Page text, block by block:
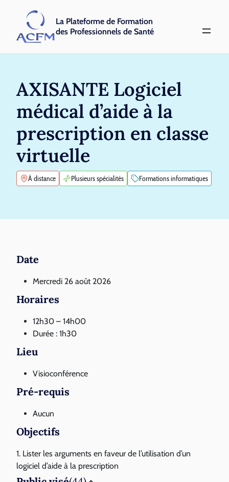
La Plateforme de Formation
des Professionnels de Santé
AXISANTE Logiciel
médical d’aide à la
prescription en classe
virtuelle
À distance Plusieurs spécialités Formations informatiques
Date
Mercredi 26 août 2026
Horaires
12h30 – 14h00
Durée : 1h30
Lieu
Visioconférence
Pré-requis
Aucun
Objectifs
1. Lister les arguments en faveur de l’utilisation d’un
logiciel d’aide à la prescription